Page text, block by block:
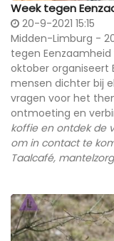
Week tegen
20-9-2021 15:15
Midden-Limburg -
tegen
oktober organiseert
mensen dichter bij
vragen voor het
ontmoeting en
koffie en ontdek de
om in contact te
Taalcafé,